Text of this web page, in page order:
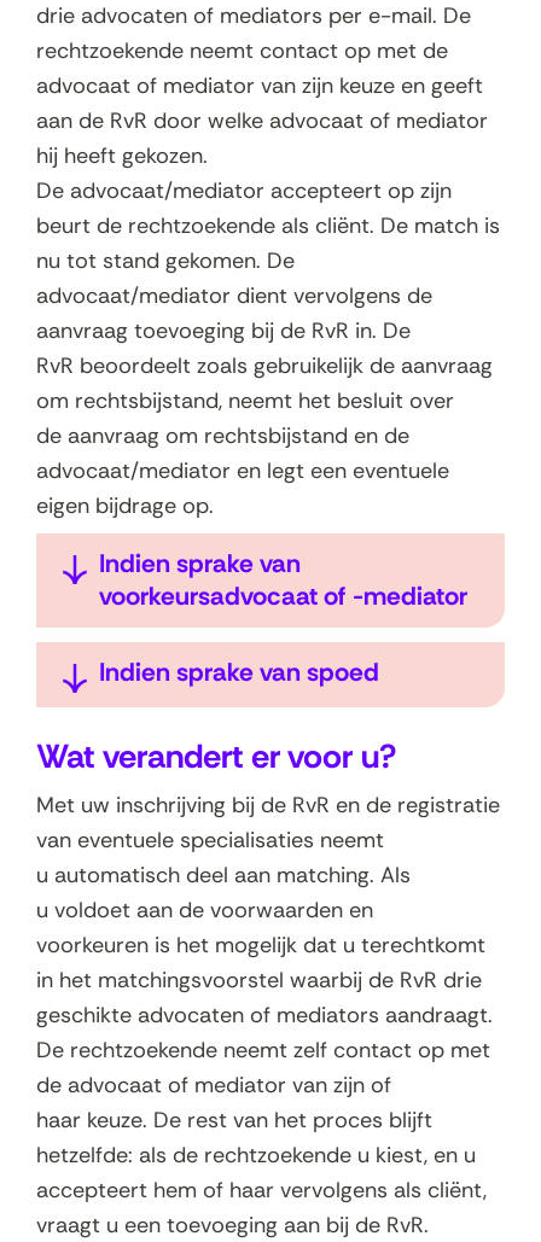
drie advocaten of mediators per e-mail. De
rechtzoekende neemt contact op met de
advocaat of mediator van zijn keuze en geeft
aan de RvR door welke advocaat of mediator
hij heeft gekozen.
De advocaat/mediator accepteert op zijn
beurt de rechtzoekende als cliënt. De match is
nu tot stand gekomen. De
advocaat/mediator dient vervolgens de
aanvraag toevoeging bij de RvR in. De
RvR beoordeelt zoals gebruikelijk de aanvraag
om rechtsbijstand, neemt het besluit over
de aanvraag om rechtsbijstand en de
advocaat/mediator en legt een eventuele
eigen bijdrage op.
Indien sprake van
voorkeursadvocaat of -mediator
U
i
t
k
p
e
n
Indien sprake van spoed
U
i
k
l
a
p
p
n
Wat verandert er voor u?
Met uw inschrijving bij de RvR en de registratie
van eventuele specialisaties neemt
u automatisch deel aan matching. Als
u voldoet aan de voorwaarden en
voorkeuren is het mogelijk dat u terechtkomt
in het matchingsvoorstel waarbij de RvR drie
geschikte advocaten of mediators aandraagt.
De rechtzoekende neemt zelf contact op met
de advocaat of mediator van zijn of
haar keuze. De rest van het proces blijft
hetzelfde: als de rechtzoekende u kiest, en u
accepteert hem of haar vervolgens als cliënt,
vraagt u een toevoeging aan bij de RvR.